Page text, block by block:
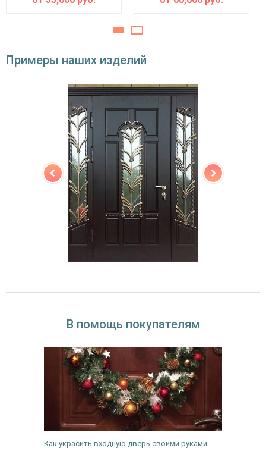
двойной контур уплотнения,
Особенности модели
левое / правое (на выбор)
180°
Примеры наших изделий
В помощь покупателям
Как украсить входную дверь своими руками